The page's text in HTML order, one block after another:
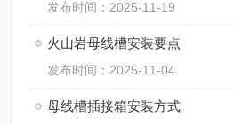
发布时间：2025-11-19
火山岩母线槽安装要点
发布时间：2025-11-04
母线槽插接箱安装方式